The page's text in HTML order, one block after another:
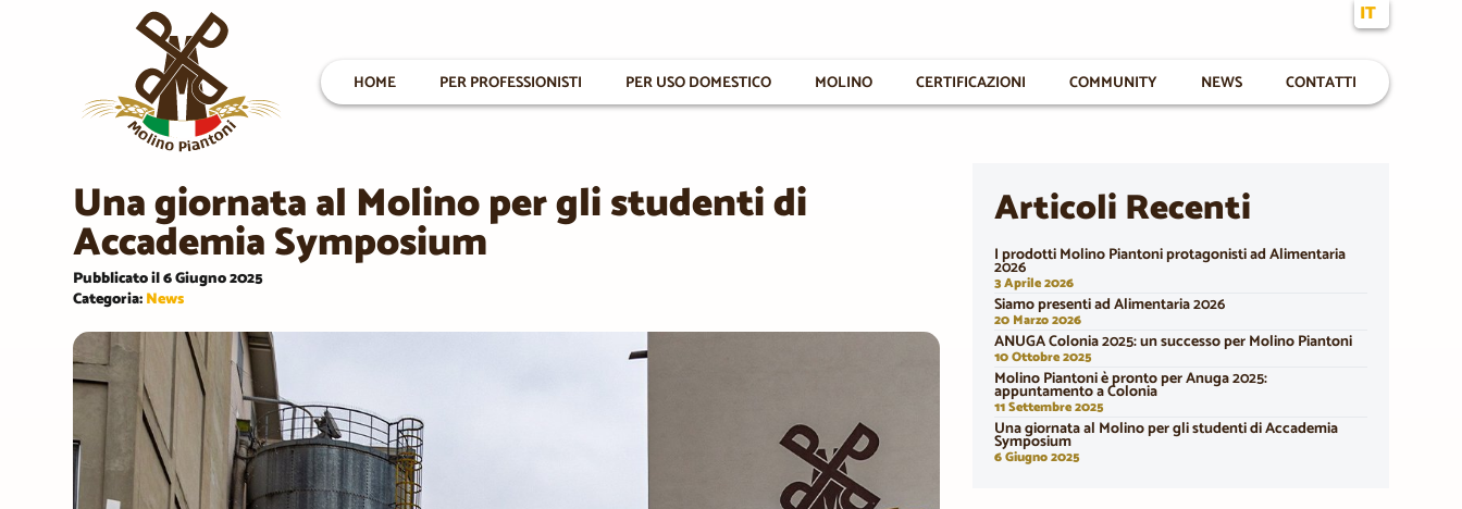
IT
HOME PER PROFESSIONISTI PER USO DOMESTICO MOLINO CERTIFICAZIONI COMMUNITY NEWS CONTATTI
Una giornata al Molino per gli studenti di
Accademia Symposium
Pubblicato il 6 Giugno 2025
Categoria:News
Articoli Recenti
I prodotti Molino Piantoni protagonisti ad Alimentaria
2026
3 Aprile 2026
Siamo presenti ad Alimentaria 2026
20 Marzo 2026
ANUGA Colonia 2025: un successo per Molino Piantoni
10 Ottobre 2025
Molino Piantoni è pronto per Anuga 2025:
appuntamento a Colonia
11 Settembre 2025
Una giornata al Molino per gli studenti di Accademia
Symposium
6 Giugno 2025